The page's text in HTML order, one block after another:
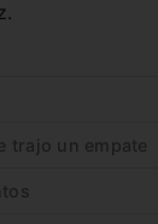
trajo un empate